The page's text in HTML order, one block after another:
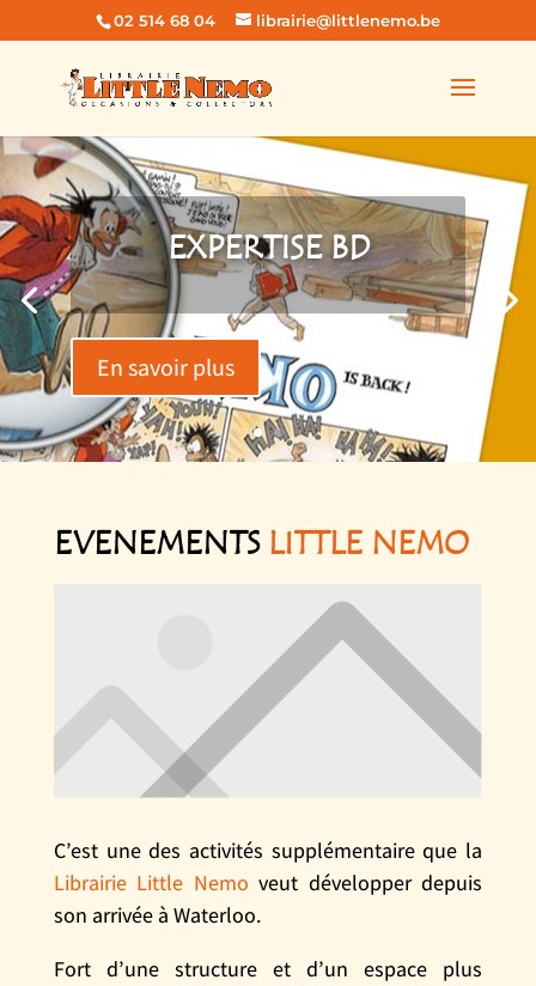
02 514 68 04 librairie@littlenemo.be
EXPERTISE BD
En savoir plus
EVENEMENTS LITTLE NEMO
C’est une des activités supplémentaire que la
Librairie Little Nemo veut développer depuis
son arrivée à Waterloo.
Fort d’une structure et d’un espace plus